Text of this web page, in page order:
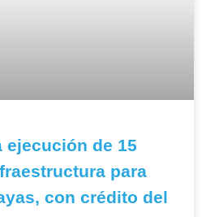
ejecución de 15
para
con crédito del